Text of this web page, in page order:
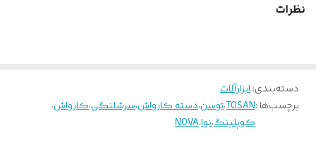
نظرات
دسته‌بندی:ابزارآلات
برچسب‌ها :TOSAN،توسن،دسته کارواش،سرشلنگی،کارواش،
کوپلینگ،نوا،NOVA